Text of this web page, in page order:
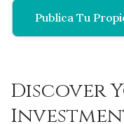
Publica Tu
Discover